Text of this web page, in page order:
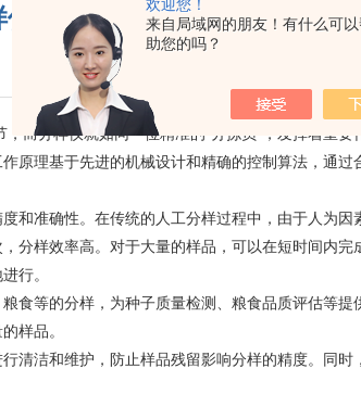
欢迎您！
来自局域网的朋友！有什么可
助您的吗？
仪的工作原理与行业应用：提
更新时间：2025-11-28
分样仪就如同一位精准的“分拣员”，发挥着重要
理基于先进的机械设计和精确的控制算法，通过
和准确性。在传统的人工分样过程中，由于人为
分样效率高。对于大量的样品，可以在短时间内
行。
等的分样，为种子质量检测、粮食品质评估等提
样品。
洁和维护，防止样品残留影响分样的精度。同时